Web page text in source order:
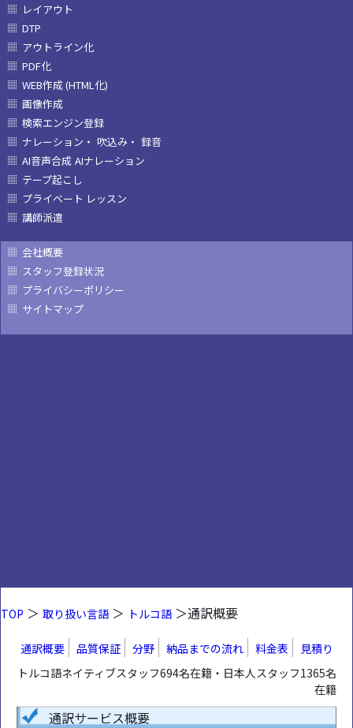
TOP ＞ 取り扱い言語＞ トルコ語＞通訳概要
通訳概要 品質保証 分野 納品までの流れ 料金表
見積り
トルコ語ネイティブスタッフ694名在籍・日本人スタッフ1365名
在籍
通訳サービス概要